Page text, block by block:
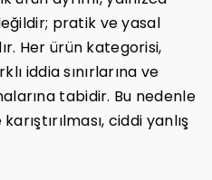
pratik ve yasal
Her ürün kategorisi,
iddia sınırlarına ve
tabidir. Bu nedenle
ciddi yanlış